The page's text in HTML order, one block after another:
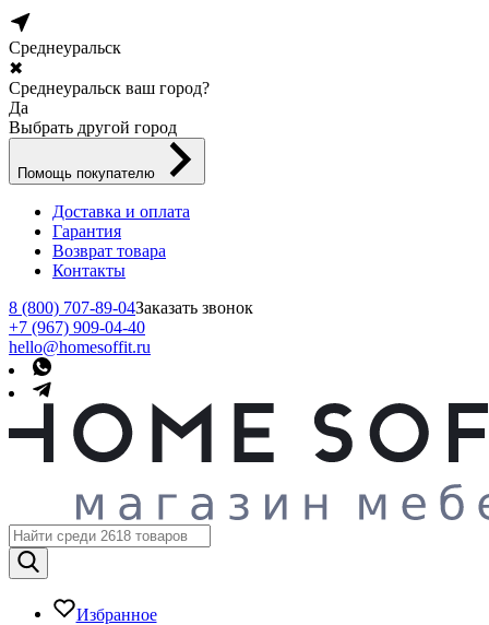
Среднеуральск
✖
Среднеуральск ваш город?
Да
Выбрать другой город
Помощь покупателю
Доставка и оплата
Гарантия
Возврат товара
Контакты
8 (800) 707-89-04Заказать звонок
+7 (967) 909-04-40
hello@homesoffit.ru
Избранное